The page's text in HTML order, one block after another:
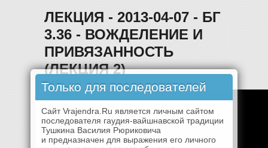
ЛЕКЦИЯ - 2013-04-07 - БГ
3.36 - ВОЖДЕЛЕНИЕ И
ПРИВЯЗАННОСТЬ
(ЛЕКЦИЯ 2)
Только для последователей
Сайт Vrajendra.Ru является личным сайтом
последователя гаудия-вайшнавской традиции
Тушкина Василия Рюриковича
и предназначен для выражения его личного